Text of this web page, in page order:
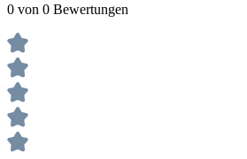
0 von 0 Bewertungen